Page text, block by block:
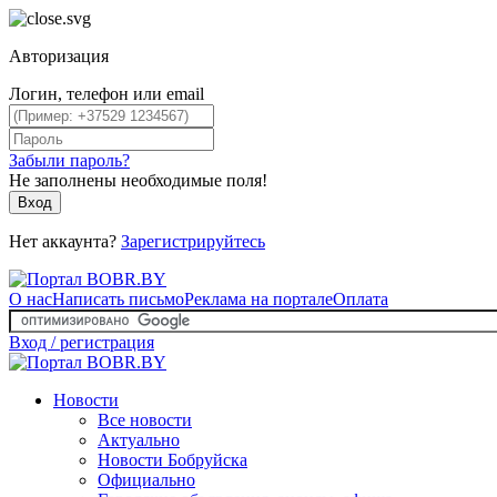
Авторизация
Логин, телефон или email
Забыли пароль?
Не заполнены необходимые поля!
Вход
Нет аккаунта? Зарегистрируйтесь
О насНаписать письмоРеклама на порталеОплата
Вход / регистрация
Новости
Все новости
Актуально
Новости Бобруйска
Официально